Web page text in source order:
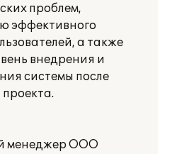
проблем,
эффективного
а также
внедрения и
системы после
менеджер ООО